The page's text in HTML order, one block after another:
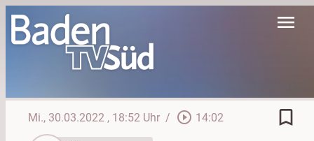
menu
Mi., 30.03.2022 , 18:52 Uhr / play_circle_outline 14:02
bookmark_border